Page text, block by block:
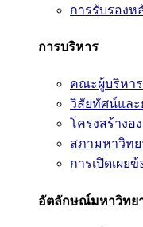
การรับรองห
การบริหาร
คณะผู้บริหาร
วิสัยทัศน์แล
โครงสร้างอ
สภามหาวิทย
การเปิดเผย
อัตลักษณ์มหาวิทย